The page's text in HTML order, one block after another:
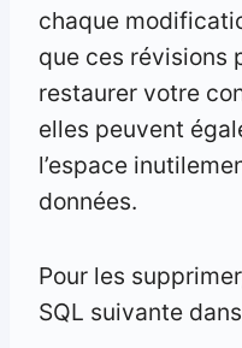
chaque
que ces révisions
restaurer votre
elles peuvent
l’espace
données.
Pour les
SQL suivante